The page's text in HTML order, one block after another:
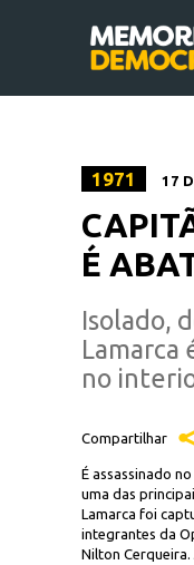
1971 17
É
Isolado,
Lamarca
no
Compartilhar
É assassinado
uma das
Lamarca foi
integrantes da
Nilton